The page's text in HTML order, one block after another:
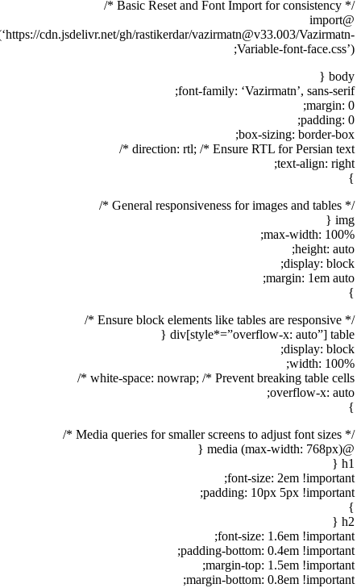
@import
url(‘https://cdn.jsdelivr.net/gh/rastikerdar/vazirmatn@v33.003/
Variable-font-
font-family: ‘Vazirmatn’, sans-
margin:
padding:
box-sizing: border-
direction: rtl; /* Ensure RTL for Persian
text-align:
max-width:
height:
display:
margin: 1em
div[style*=”overflow-x: auto”]
display:
width:
white-space: nowrap; /* Prevent breaking table
overflow-x:
font-size: 2em
padding: 10px 5px
font-size: 1.6em
padding-bottom: 0.4em
margin-top: 1.5em
margin-bottom: 0.8em